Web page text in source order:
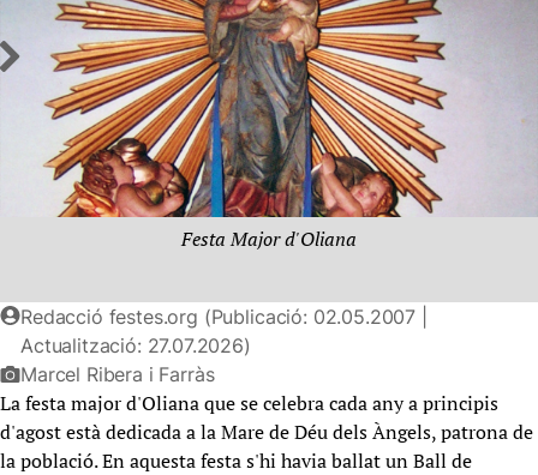
Festa Major d'Oliana
Redacció festes.org (Publicació: 02.05.2007 |
Actualització: 27.07.2026)
Marcel Ribera i Farràs
La festa major d'Oliana que se celebra cada any a principis
d'agost està dedicada a la Mare de Déu dels Àngels, patrona de
la població. En aquesta festa s'hi havia ballat un Ball de